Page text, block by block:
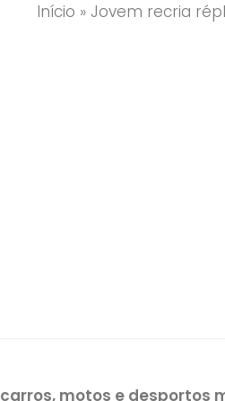
Início » Jovem recria
carros, motos e desportos